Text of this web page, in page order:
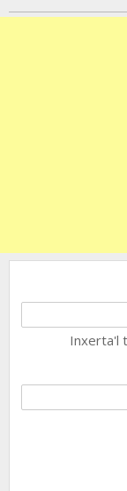
Inxerta'l